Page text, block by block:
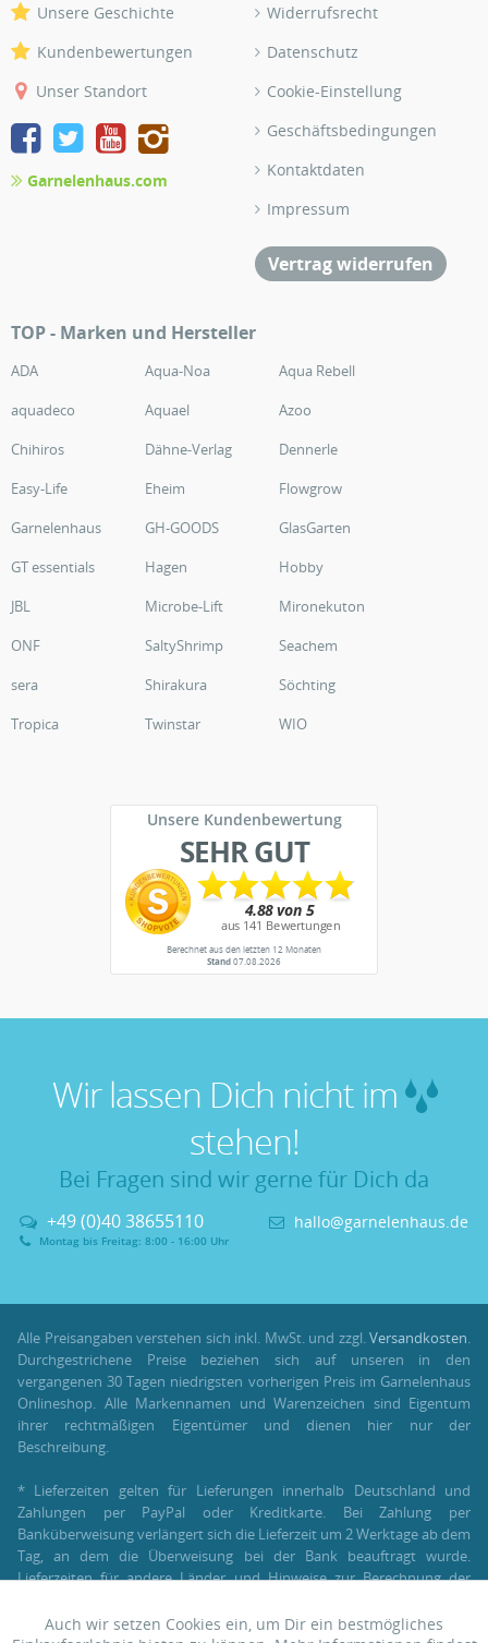
Unsere Geschichte
Kundenbewertungen
Unser Standort
Garnelenhaus.com
Widerrufsrecht
Datenschutz
Cookie-Einstellung
Geschäftsbedingungen
Kontaktdaten
Impressum
Vertrag widerrufen
TOP - Marken und Hersteller
ADA Aqua-Noa
Aqua Rebell
aquadeco
Aquael
Azoo
Chihiros
Dähne-Verlag
Dennerle
Easy-Life
Eheim
Flowgrow
Garnelenhaus
GH-GOODS
GlasGarten
GT essentials
Hagen
Hobby
JBL
Microbe-Lift
Mironekuton
ONF
SaltyShrimp
Seachem
sera
Shirakura
Söchting
Tropica
Twinstar WIO
Unsere Kundenbewertung
SEHR GUT
Berechnet aus den letzten 12 Monaten
Stand07.08.2026
Wir lassen Dich nicht im
stehen!
Bei Fragen sind wir gerne für Dich da
+49 (0)40 38655110
Montag bis Freitag: 8:00 - 16:00 Uhr
hallo@garnelenhaus.de
Alle Preisangaben verstehen sich inkl. MwSt. und zzgl.Versandkosten.
Durchgestrichene Preise beziehen sich auf unseren in den
vergangenen 30 Tagen niedrigsten vorherigen Preis im Garnelenhaus
Onlineshop. Alle Markennamen und Warenzeichen sind Eigentum
ihrer rechtmäßigen Eigentümer und dienen hier nur der
Beschreibung.
* Lieferzeiten gelten für Lieferungen innerhalb Deutschland und
Zahlungen per PayPal oder Kreditkarte. Bei Zahlung per
Banküberweisung verlängert sich die Lieferzeit um 2 Werktage ab dem
Tag, an dem die Überweisung bei der Bank beauftragt wurde.
Lieferzeiten für andere Länder und Hinweise zur Berechnung der
Funktionale Aktiv
Auch wir setzen Cookies ein, um Dir ein bestmögliches